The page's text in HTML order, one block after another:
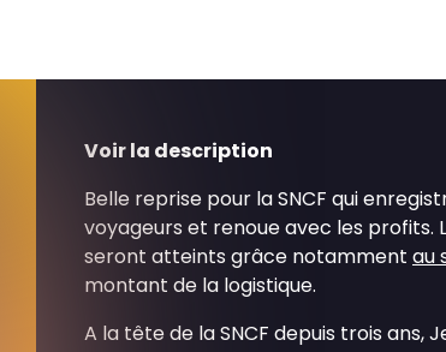
Voir la description
Belle reprise pour la SNCF qui
voyageurs et renoue avec les profits.
seront atteints grâce notamment au
montant de la logistique.
A la tête de la SNCF depuis trois ans,